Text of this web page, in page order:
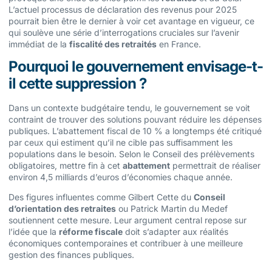
L’actuel processus de déclaration des revenus pour 2025
pourrait bien être le dernier à voir cet avantage en vigueur, ce
qui soulève une série d’interrogations cruciales sur l’avenir
immédiat de la fiscalité des retraités en France.
Pourquoi le gouvernement envisage-t-
il cette suppression ?
Dans un contexte budgétaire tendu, le gouvernement se voit
contraint de trouver des solutions pouvant réduire les dépenses
publiques. L’abattement fiscal de 10 % a longtemps été critiqué
par ceux qui estiment qu’il ne cible pas suffisamment les
populations dans le besoin. Selon le Conseil des prélèvements
obligatoires, mettre fin à cet abattement permettrait de réaliser
environ 4,5 milliards d’euros d’économies chaque année.
Des figures influentes comme Gilbert Cette du Conseil
d’orientation des retraites ou Patrick Martin du Medef
soutiennent cette mesure. Leur argument central repose sur
l’idée que la réforme fiscale doit s’adapter aux réalités
économiques contemporaines et contribuer à une meilleure
gestion des finances publiques.